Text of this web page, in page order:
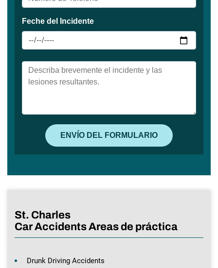
St. Charles
Car Accidents Areas de práctica
Drunk Driving Accidents